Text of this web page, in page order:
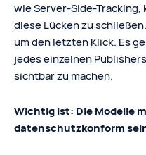
wie Server-Side-
diese Lücken zu
um den letzten Klick. Es
jedes einzelnen
sichtbar zu machen.
Wichtig ist: Die Modelle
datenschutzkonform